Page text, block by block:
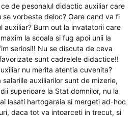
de pesonalul didactic auxiliar care
se vorbeste deloc? Oare cand va fi
auxiliar? Burn out la invatatorii care
la scoala si fug apoi unii la
seriosi!! Nu se discuta de ceva
sunt cadrelele didactice!!
nu merita atentia cuvenita?
auxiliarilor sunt de mizerie,
superioare la Stat domnilor, nu la
lasati hartogaraia si mergeti ad-hoc
daca tot va intoarceti in trecut, si